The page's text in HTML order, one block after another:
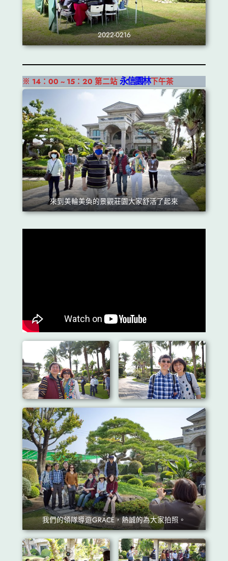
2022-0216
※ 14：00 ~ 15：20 第二站永信園林下午茶
來到美輪美奐的景觀莊園大家舒活了起來
我們的領隊導遊GRACE，熱誠的為大家拍照。